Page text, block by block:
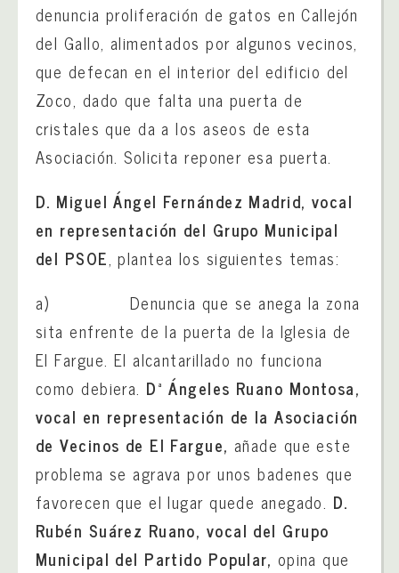
denuncia proliferación de gatos en Callejón
del Gallo, alimentados por algunos vecinos,
que defecan en el interior del edificio del
Zoco, dado que falta una puerta de
cristales que da a los aseos de esta
Asociación. Solicita reponer esa puerta.
D. Miguel Ángel Fernández Madrid, vocal
en representación del Grupo Municipal
del PSOE, plantea los siguientes temas:
a) Denuncia que se anega la zona
sita enfrente de la puerta de la Iglesia de
El Fargue. El alcantarillado no funciona
como debiera. Dª Ángeles Ruano Montosa,
vocal en representación de la Asociación
de Vecinos de El Fargue,añade que este
problema se agrava por unos badenes que
favorecen que el lugar quede anegado. D.
Rubén Suárez Ruano, vocal del Grupo
Municipal del Partido Popular, opina que